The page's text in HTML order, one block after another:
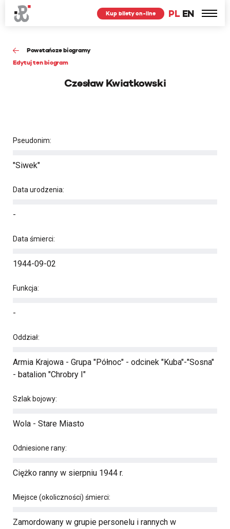
PL EN
Kup bilety on-line
Powstańcze biogramy
Edytuj ten biogram
Czesław Kwiatkowski
Pseudonim:
"Siwek"
Data urodzenia:
-
Data śmierci:
1944-09-02
Funkcja:
-
Oddział:
Armia Krajowa - Grupa "Północ" - odcinek "Kuba"-"Sosna"
- batalion "Chrobry I"
Szlak bojowy:
Wola - Stare Miasto
Odniesione rany:
Ciężko ranny w sierpniu 1944 r.
Miejsce (okoliczności) śmierci:
Zamordowany w grupie personelu i rannych w